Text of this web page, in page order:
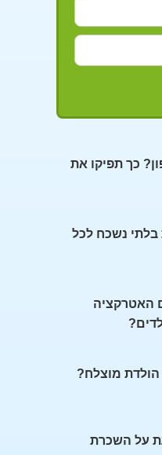
כך תפיקו את
בלתי נשכח לכל
האטרקציה
הולדת מוצלח?
על השכרת